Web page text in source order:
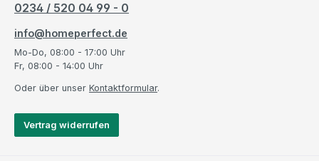
0234 / 520 04 99 - 0
info@homeperfect.de
Mo-Do, 08:00 - 17:00 Uhr
Fr, 08:00 - 14:00 Uhr
Oder über unser Kontaktformular.
Vertrag widerrufen